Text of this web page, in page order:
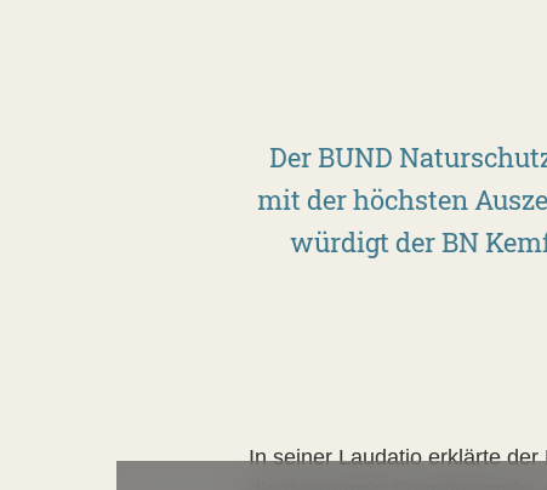
Der BUND
mit der höchsten
würdigt der BN
In seiner Laudatio erklärte